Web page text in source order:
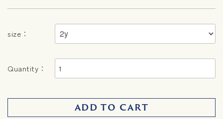
size：
Quantity：
ADD TO CART